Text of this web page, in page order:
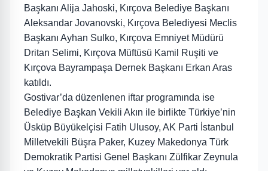
Başkanı Alija Jahoski, Kırçova Belediye Başkanı
Aleksandar Jovanovski, Kırçova Belediyesi Meclis
Başkanı Ayhan Sulko, Kırçova Emniyet Müdürü
Dritan Selimi, Kırçova Müftüsü Kamil Ruşiti ve
Kırçova Bayrampaşa Dernek Başkanı Erkan Aras
katıldı.
Gostivar’da düzenlenen iftar programında ise
Belediye Başkan Vekili Akın ile birlikte Türkiye’nin
Üsküp Büyükelçisi Fatih Ulusoy, AK Parti İstanbul
Milletvekili Büşra Paker, Kuzey Makedonya Türk
Demokratik Partisi Genel Başkanı Zülfikar Zeynula